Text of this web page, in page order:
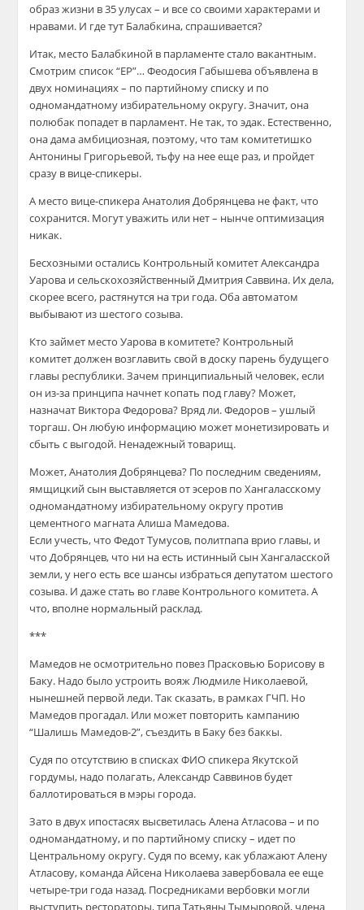
образ жизни в 35 улусах – и все со своими характерами и
нравами. И где тут Балабкина, спрашивается?
Итак, место Балабкиной в парламенте стало вакантным.
Смотрим список “ЕР”… Феодосия Габышева объявлена в
двух номинациях – по партийному списку и по
одномандатному избирательному округу. Значит, она
полюбак попадет в парламент. Не так, то эдак. Естественно,
она дама амбициозная, поэтому, что там комитетишко
Антонины Григорьевой, тьфу на нее еще раз, и пройдет
сразу в вице-спикеры.
А место вице-спикера Анатолия Добрянцева не факт, что
сохранится. Могут уважить или нет – нынче оптимизация
никак.
Бесхозными остались Контрольный комитет Александра
Уарова и сельскохозяйственный Дмитрия Саввина. Их дела,
скорее всего, растянутся на три года. Оба автоматом
выбывают из шестого созыва.
Кто займет место Уарова в комитете? Контрольный
комитет должен возглавить свой в доску парень будущего
главы республики. Зачем принципиальный человек, если
он из-за принципа начнет копать под главу? Может,
назначат Виктора Федорова? Вряд ли. Федоров – ушлый
торгаш. Он любую информацию может монетизировать и
сбыть с выгодой. Ненадежный товарищ.
Может, Анатолия Добрянцева? По последним сведениям,
ямщицкий сын выставляется от эсеров по Хангаласскому
одномандатному избирательному округу против
цементного магната Алиша Мамедова.
Если учесть, что Федот Тумусов, политпапа врио главы, и
что Добрянцев, что ни на есть истинный сын Хангаласской
земли, у него есть все шансы избраться депутатом шестого
созыва. И даже стать во главе Контрольного комитета. А
что, вполне нормальный расклад.
***
Мамедов не осмотрительно повез Прасковью Борисову в
Баку. Надо было устроить вояж Людмиле Николаевой,
нынешней первой леди. Так сказать, в рамках ГЧП. Но
Мамедов прогадал. Или может повторить кампанию
“Шалишь Мамедов-2”, съездить в Баку без баккы.
Судя по отсутствию в списках ФИО спикера Якутской
гордумы, надо полагать, Александр Саввинов будет
баллотироваться в мэры города.
Зато в двух ипостасях высветилась Алена Атласова – и по
одномандатному, и по партийному списку – идет по
Центральному округу. Судя по всему, как ублажают Алену
Атласову, команда Айсена Николаева завербовала ее еще
четыре-три года назад. Посредниками вербовки могли
выступить рестораторы, типа Татьяны Тымыровой, члена